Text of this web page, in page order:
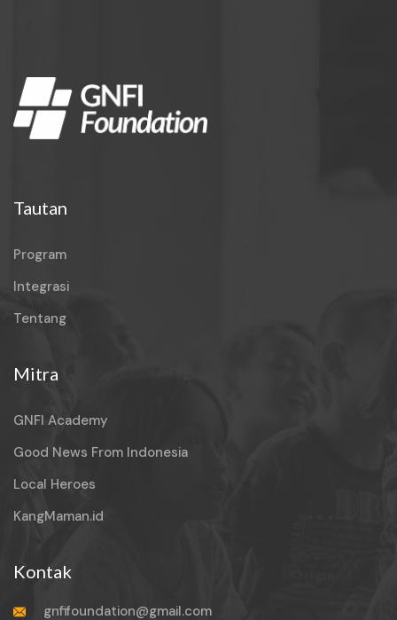
Tautan
Program
Integrasi
Tentang
Mitra
GNFI Academy
Good News From Indonesia
Local Heroes
KangMaman.id
Kontak
gnfifoundation@gmail.com